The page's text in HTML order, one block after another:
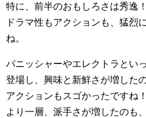
特に、前半のおもしろさは秀逸！
ドラマ性もアクションも、猛烈
ね。
パニッシャーやエレクトラとい
登場し、興味と新鮮さが増した
アクションもスゴかったですね！
より一層、派手さが増したのも